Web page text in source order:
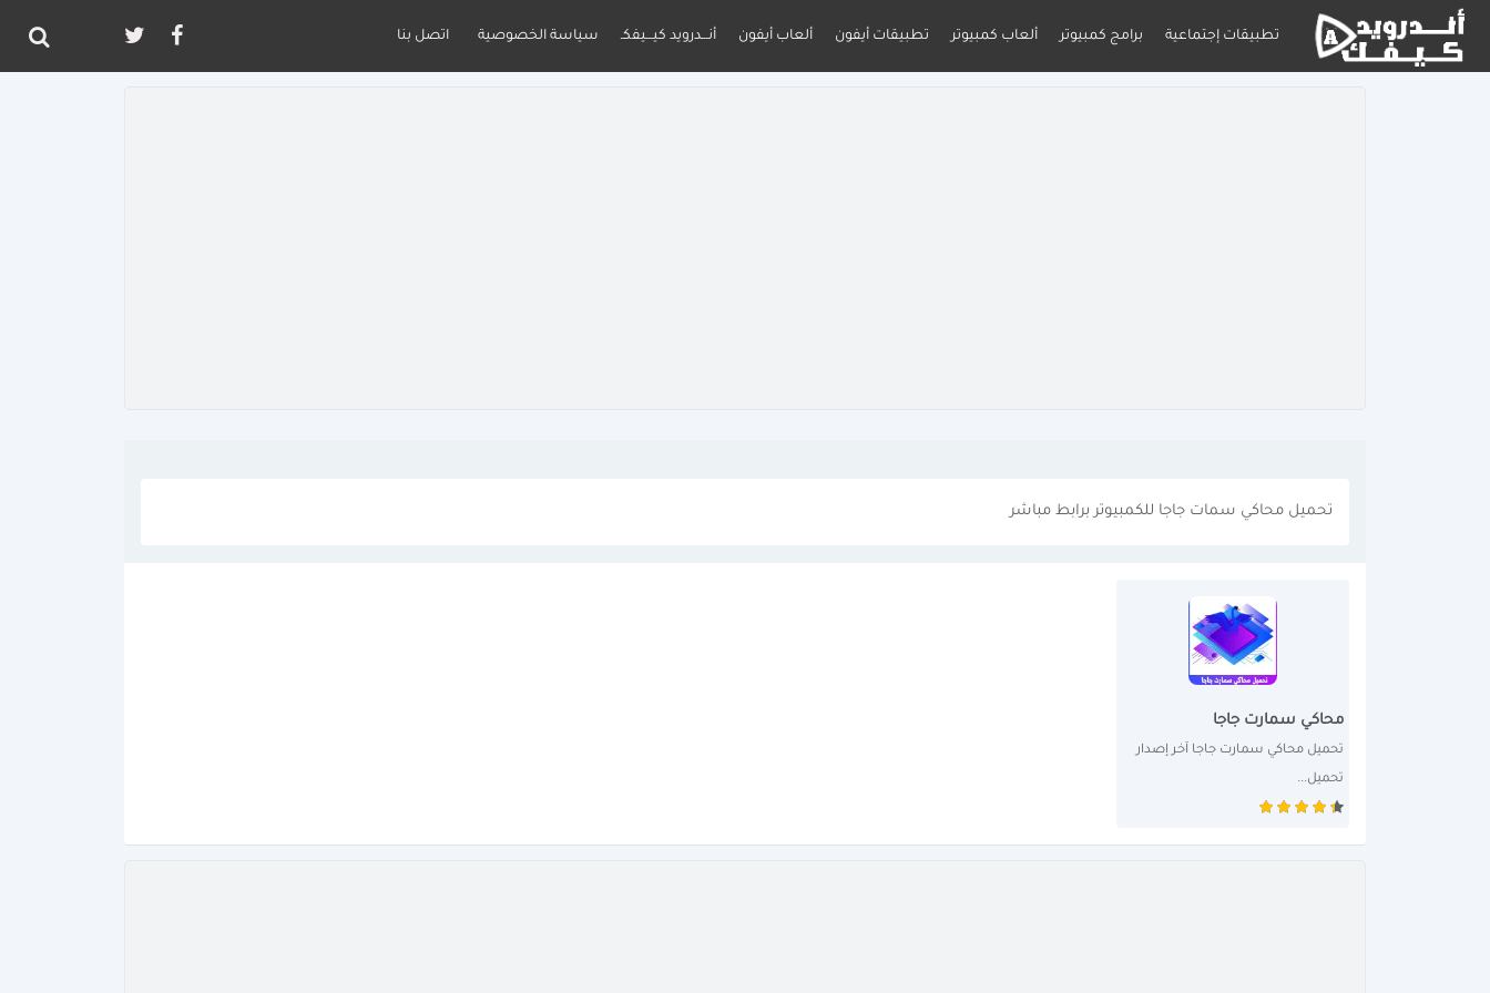
تطبيقات إجتماعية برامج كمبيوتر ألعاب كمبيوتر تطبيقات أيفون ألعاب أيفون أنـــدرويد كيـــيفكـ سياسة الخصوصية اتصل بنا
تحميل محاكي سمات جاجا للكمبيوتر برابط مباشر
محاكي سمارت جاجا
تحميل محاكي سمارت جاجا آخر إصدار
تحميل...